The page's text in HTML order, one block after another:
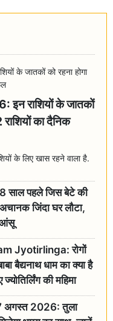
राशियों के जातकों
का दैनिक
के लिए खास रहने वाला है.
पहले जिस बेटे की
जिंदा घर लौटा,
आंसू
Jyotirlinga: रोगों
बैद्यनाथ धाम का क्या है
की महिमा
अगस्त 2026: तुला